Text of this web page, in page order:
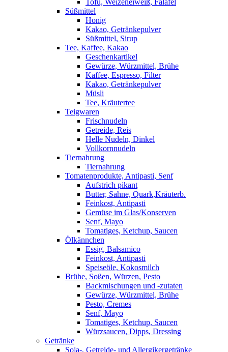
Tofu, Weizeneiweiß, Falafel
Süßmittel
Honig
Kakao, Getränkepulver
Süßmittel, Sirup
Tee, Kaffee, Kakao
Geschenkartikel
Gewürze, Würzmittel, Brühe
Kaffee, Espresso, Filter
Kakao, Getränkepulver
Müsli
Tee, Kräutertee
Teigwaren
Frischnudeln
Getreide, Reis
Helle Nudeln, Dinkel
Vollkornnudeln
Tiernahrung
Tiernahrung
Tomatenprodukte, Antipasti, Senf
Aufstrich pikant
Butter, Sahne, Quark,Kräuterb.
Feinkost, Antipasti
Gemüse im Glas/Konserven
Senf, Mayo
Tomatiges, Ketchup, Saucen
Ölkännchen
Essig, Balsamico
Feinkost, Antipasti
Speiseöle, Kokosmilch
Brühe, Soßen, Würzen, Pesto
Backmischungen und -zutaten
Gewürze, Würzmittel, Brühe
Pesto, Cremes
Senf, Mayo
Tomatiges, Ketchup, Saucen
Würzsaucen, Dipps, Dressing
Getränke
Soja-, Getreide- und Allergikergetränke